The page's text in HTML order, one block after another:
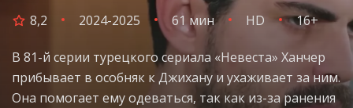
8,2 2024-2025 61 мин HD 16+
В 81-й серии турецкого сериала «Невеста» Ханчер
прибывает в особняк к Джихану и ухаживает за ним.
Она помогает ему одеваться, так как из-за ранения